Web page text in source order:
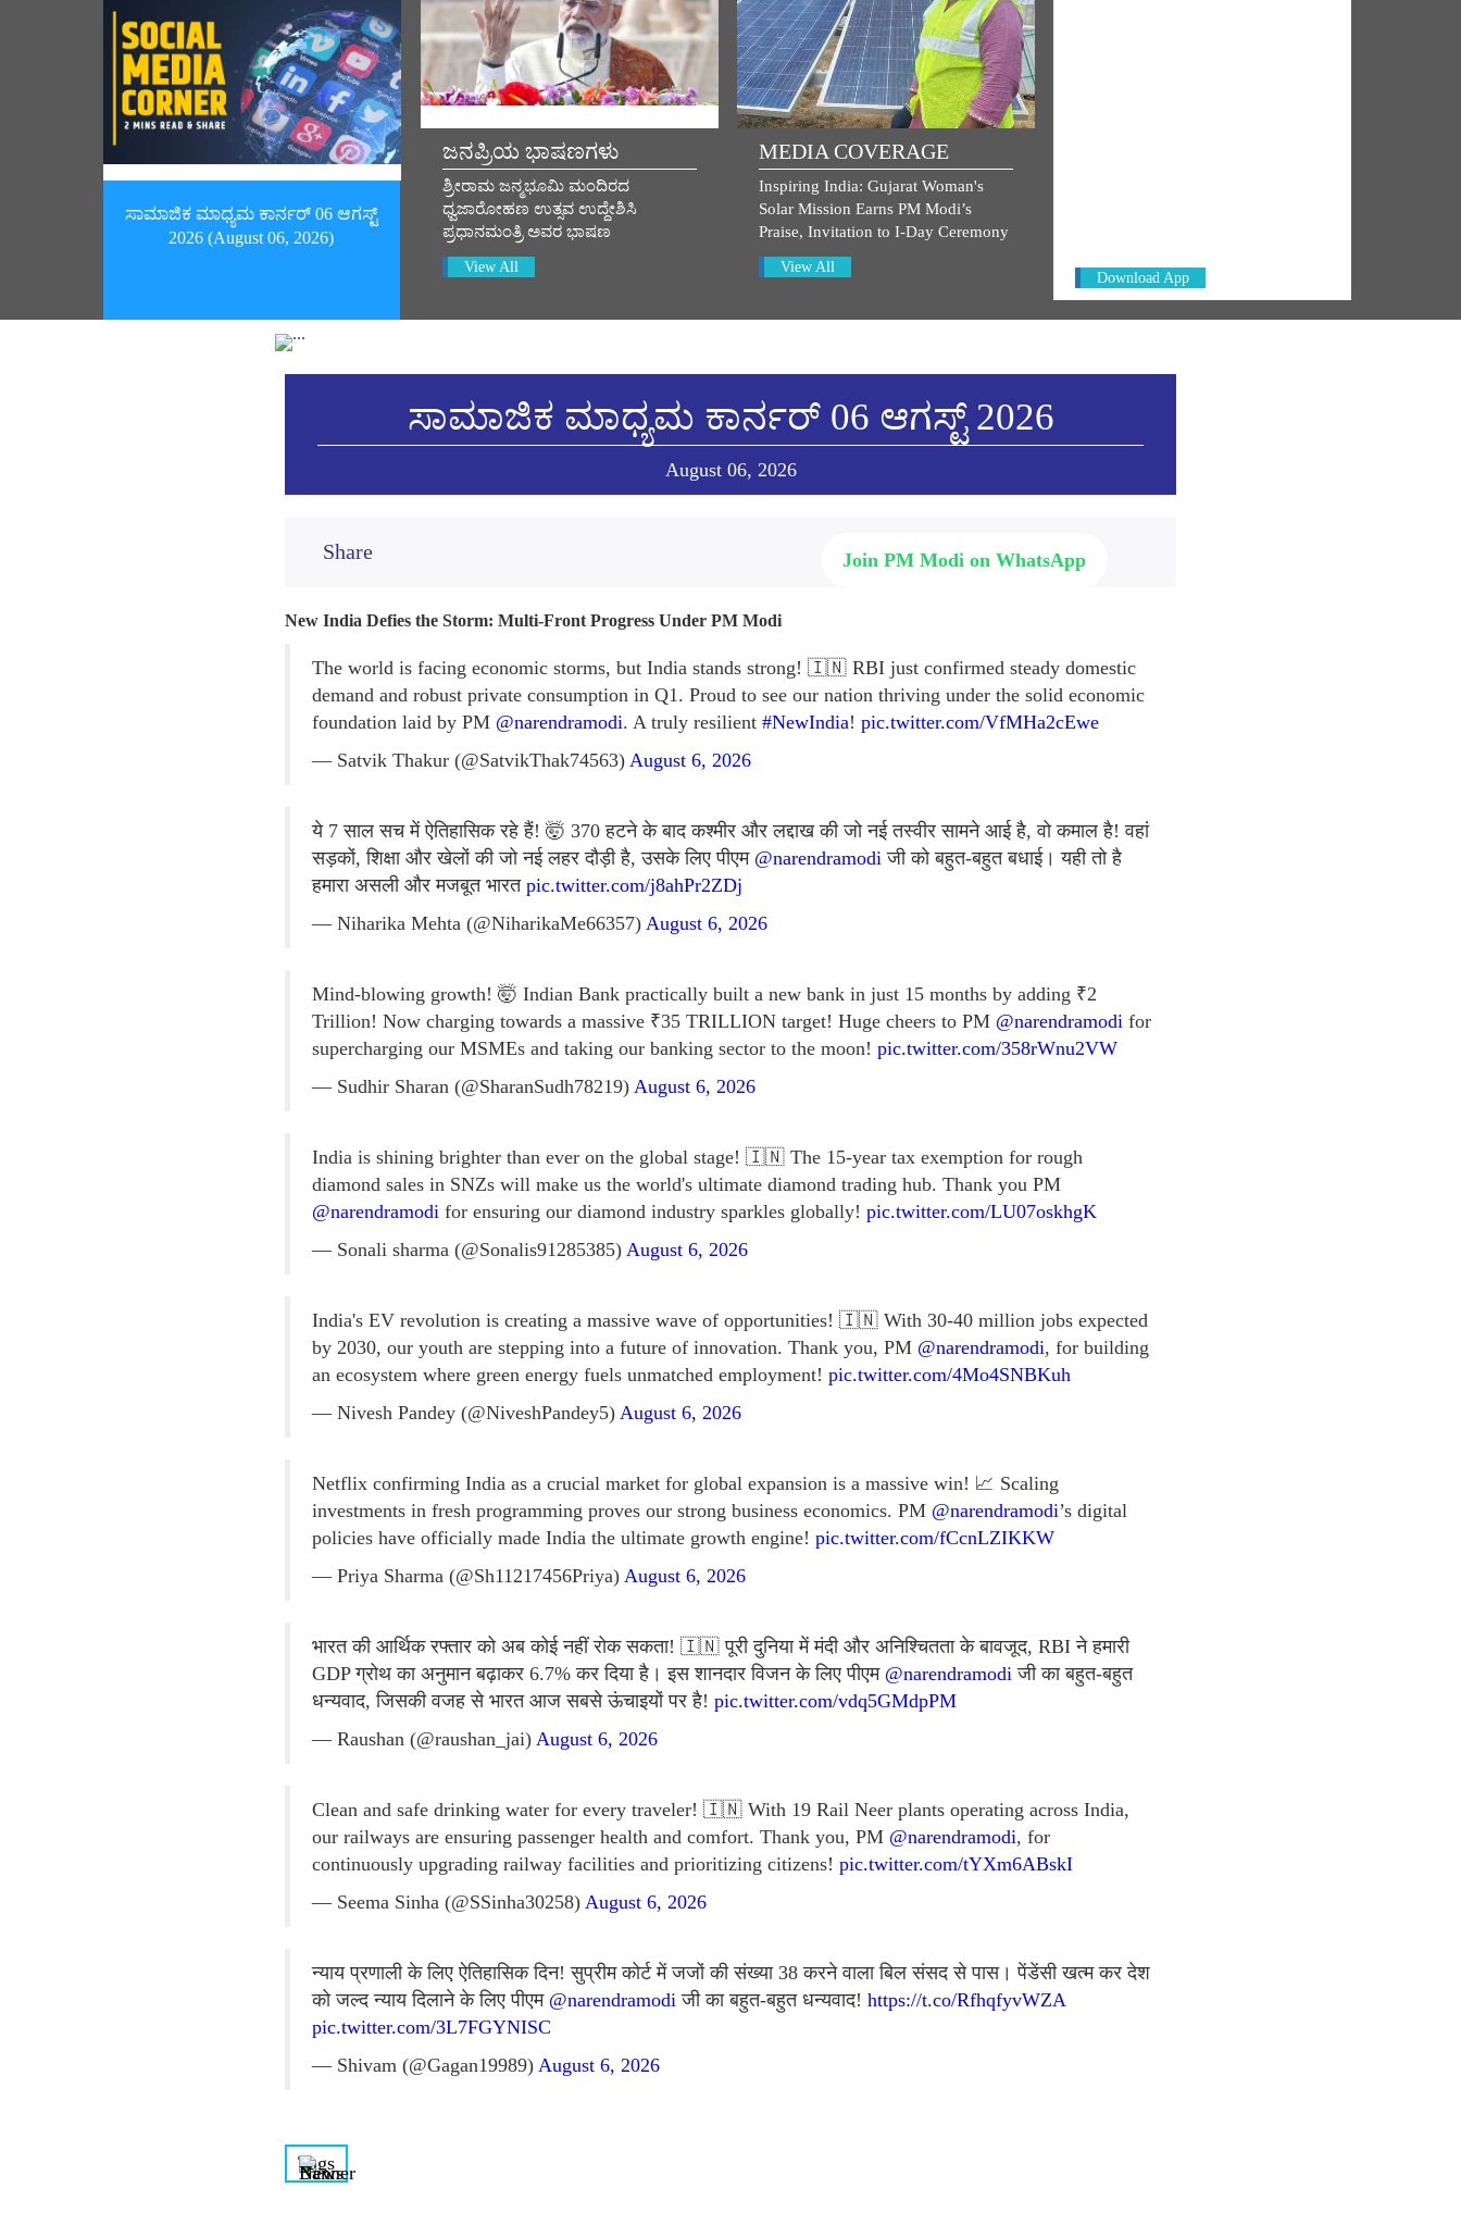
ಸಾಮಾಜಿಕ ಮಾಧ್ಯಮ ಕಾರ್ನರ್ 06 ಆಗಸ್ಟ್
2026 (August 06, 2026)
ಜನಪ್ರಿಯ ಭಾಷಣಗಳು
ಶ್ರೀರಾಮ ಜನ್ಮಭೂಮಿ ಮಂದಿರದ
ಧ್ವಜಾರೋಹಣ ಉತ್ಸವ ಉದ್ದೇಶಿಸಿ
ಪ್ರಧಾನಮಂತ್ರಿ ಅವರ ಭಾಷಣ
View All
MEDIA COVERAGE
Inspiring India: Gujarat Woman's
Solar Mission Earns PM Modi’s
Praise, Invitation to I-Day Ceremony
View All
Download App
ಸಾಮಾಜಿಕ ಮಾಧ್ಯಮ ಕಾರ್ನರ್ 06 ಆಗಸ್ಟ್ 2026
August 06, 2026
Share Join PM Modi on WhatsApp
New India Defies the Storm: Multi-Front Progress Under PM Modi
The world is facing economic storms, but India stands strong! 🇮🇳 RBI just confirmed steady domestic
demand and robust private consumption in Q1. Proud to see our nation thriving under the solid economic
foundation laid by PM @narendramodi. A truly resilient #NewIndia! pic.twitter.com/VfMHa2cEwe
— Satvik Thakur (@SatvikThak74563) August 6, 2026
ये 7 साल सच में ऐतिहासिक रहे हैं! 🤯 370 हटने के बाद कश्मीर और लद्दाख की जो नई तस्वीर सामने आई है, वो कमाल है! वहां
सड़कों, शिक्षा और खेलों की जो नई लहर दौड़ी है, उसके लिए पीएम @narendramodi जी को बहुत-बहुत बधाई। यही तो है
हमारा असली और मजबूत भारत pic.twitter.com/j8ahPr2ZDj
— Niharika Mehta (@NiharikaMe66357) August 6, 2026
Mind-blowing growth! 🤯 Indian Bank practically built a new bank in just 15 months by adding ₹2
Trillion! Now charging towards a massive ₹35 TRILLION target! Huge cheers to PM @narendramodi for
supercharging our MSMEs and taking our banking sector to the moon! pic.twitter.com/358rWnu2VW
— Sudhir Sharan (@SharanSudh78219) August 6, 2026
India is shining brighter than ever on the global stage! 🇮🇳 The 15-year tax exemption for rough
diamond sales in SNZs will make us the world's ultimate diamond trading hub. Thank you PM
@narendramodi for ensuring our diamond industry sparkles globally! pic.twitter.com/LU07oskhgK
— Sonali sharma (@Sonalis91285385) August 6, 2026
India's EV revolution is creating a massive wave of opportunities! 🇮🇳 With 30-40 million jobs expected
by 2030, our youth are stepping into a future of innovation. Thank you, PM @narendramodi, for building
an ecosystem where green energy fuels unmatched employment! pic.twitter.com/4Mo4SNBKuh
— Nivesh Pandey (@NiveshPandey5) August 6, 2026
Netflix confirming India as a crucial market for global expansion is a massive win! 📈 Scaling
investments in fresh programming proves our strong business economics. PM @narendramodi’s digital
policies have officially made India the ultimate growth engine! pic.twitter.com/fCcnLZIKKW
— Priya Sharma (@Sh11217456Priya) August 6, 2026
भारत की आर्थिक रफ्तार को अब कोई नहीं रोक सकता! 🇮🇳 पूरी दुनिया में मंदी और अनिश्चितता के बावजूद, RBI ने हमारी
GDP ग्रोथ का अनुमान बढ़ाकर 6.7% कर दिया है। इस शानदार विजन के लिए पीएम @narendramodi जी का बहुत-बहुत
धन्यवाद, जिसकी वजह से भारत आज सबसे ऊंचाइयों पर है! pic.twitter.com/vdq5GMdpPM
— Raushan (@raushan_jai) August 6, 2026
Clean and safe drinking water for every traveler! 🇮🇳 With 19 Rail Neer plants operating across India,
our railways are ensuring passenger health and comfort. Thank you, PM @narendramodi, for
continuously upgrading railway facilities and prioritizing citizens! pic.twitter.com/tYXm6ABskI
— Seema Sinha (@SSinha30258) August 6, 2026
न्याय प्रणाली के लिए ऐतिहासिक दिन! सुप्रीम कोर्ट में जजों की संख्या 38 करने वाला बिल संसद से पास। पेंडेंसी खत्म कर देश
को जल्द न्याय दिलाने के लिए पीएम @narendramodi जी का बहुत-बहुत धन्यवाद! https://t.co/RfhqfyvWZA
pic.twitter.com/3L7FGYNISC
— Shivam (@Gagan19989) August 6, 2026
Tags